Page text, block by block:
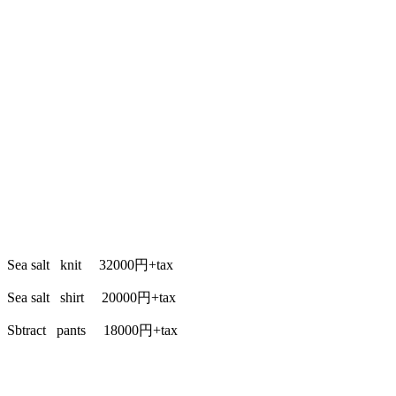
Sea salt knit 32000円+tax
Sea salt shirt 20000円+tax
Sbtract pants 18000円+tax